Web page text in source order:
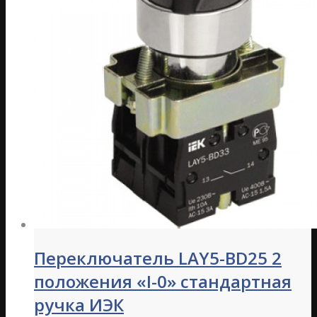
Переключатель LAY5-BD25 2
положения «I-0» стандартная
ручка ИЭК